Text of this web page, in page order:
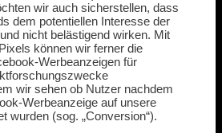
wir auch sicherstellen, dass
dem potentiellen Interesse der
nicht belästigend wirken. Mit
können wir ferner die
Werbeanzeigen für
wir sehen ob Nutzer nachdem
Werbeanzeige auf unsere
wurden (sog. „Conversion“).